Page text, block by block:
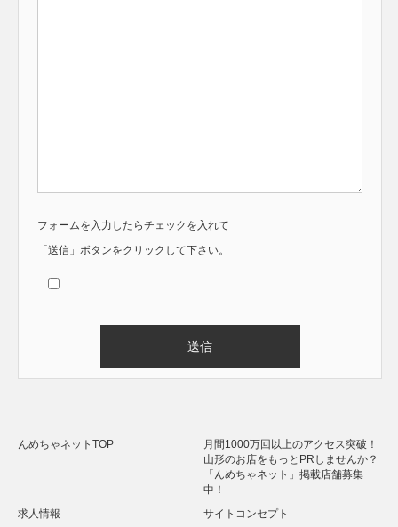
フォームを入力したらチェックを入れて
「送信」ボタンをクリックして下さい。
んめちゃネットTOP
月間1000万回以上のアクセス突破！
山形のお店をもっとPRしませんか？
「んめちゃネット」掲載店舗募集
中！
求人情報
サイトコンセプト